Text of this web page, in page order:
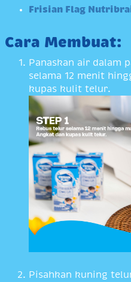
Frisian Flag
Cara Membuat:
Panaskan air dalam
selama 12 menit
kupas kulit telur.
Pisahkan kuning